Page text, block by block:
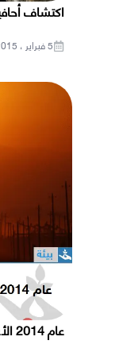
اكتشاف
5 فبراير ، 2015
عام 2014 الأعلى حرارةً في التاريخ المسجل